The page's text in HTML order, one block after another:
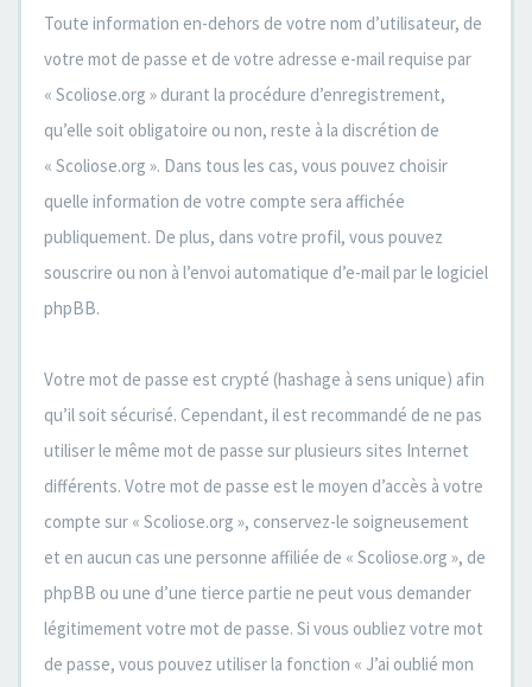
Toute information en-dehors de votre nom d’utilisateur, de
votre mot de passe et de votre adresse e-mail requise par
« Scoliose.org » durant la procédure d’enregistrement,
qu’elle soit obligatoire ou non, reste à la discrétion de
« Scoliose.org ». Dans tous les cas, vous pouvez choisir
quelle information de votre compte sera affichée
publiquement. De plus, dans votre profil, vous pouvez
souscrire ou non à l’envoi automatique d’e-mail par le logiciel
phpBB.
Votre mot de passe est crypté (hashage à sens unique) afin
qu’il soit sécurisé. Cependant, il est recommandé de ne pas
utiliser le même mot de passe sur plusieurs sites Internet
différents. Votre mot de passe est le moyen d’accès à votre
compte sur « Scoliose.org », conservez-le soigneusement
et en aucun cas une personne affiliée de « Scoliose.org », de
phpBB ou une d’une tierce partie ne peut vous demander
légitimement votre mot de passe. Si vous oubliez votre mot
de passe, vous pouvez utiliser la fonction « J’ai oublié mon